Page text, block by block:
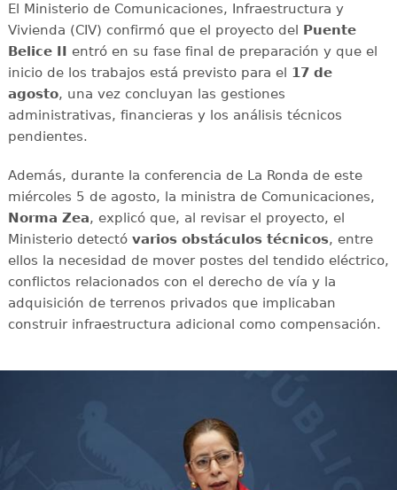
El Ministerio de Comunicaciones, Infraestructura y
Vivienda (CIV) confirmó que el proyecto del Puente
Belice II entró en su fase final de preparación y que el
inicio de los trabajos está previsto para el 17 de
agosto, una vez concluyan las gestiones
administrativas, financieras y los análisis técnicos
pendientes.
Además, durante la conferencia de La Ronda de este
miércoles 5 de agosto, la ministra de Comunicaciones,
Norma Zea, explicó que, al revisar el proyecto, el
Ministerio detectó varios obstáculos técnicos, entre
ellos la necesidad de mover postes del tendido eléctrico,
conflictos relacionados con el derecho de vía y la
adquisición de terrenos privados que implicaban
construir infraestructura adicional como compensación.